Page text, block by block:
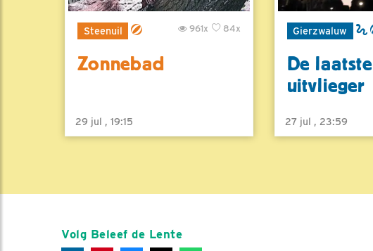
Steenuil 84x
961x
Zonnebad
29 jul , 19:15
Gierzwaluw
De laatste
uitvlieger
27 jul , 23:59
Volg Beleef de Lente